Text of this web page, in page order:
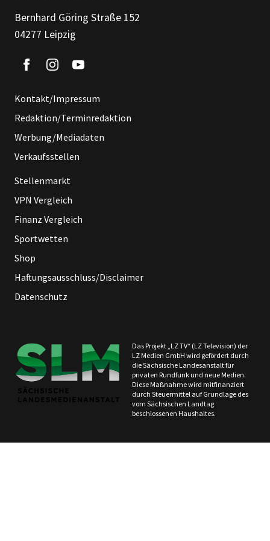
Bernhard Göring Straße 152
04277 Leipzig
Kontakt/Impressum
Redaktion/Terminredaktion
Werbung/Mediadaten
Verkaufsstellen
Stellenmarkt
VPN Vergleich
Finanz Vergleich
Sportwetten
Shop
Haftungsausschluss/Disclaimer
Datenschutz
Das Projekt „LZ TV“ (LZ Television) der
LZ Medien GmbH wird gefördert durch
die Sächsische Landesanstalt für
privaten Rundfunk und neue Medien.
Diese Maßnahme wird mitfinanziert
durch Steuermittel auf Grundlage des
vom Sächsischen Landtag
beschlossenen Haushaltes.